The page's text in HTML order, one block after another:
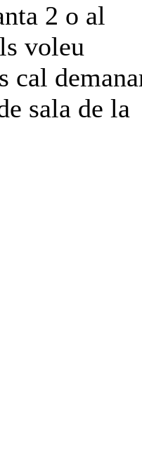
2 o al
voleu
cal
sala de la